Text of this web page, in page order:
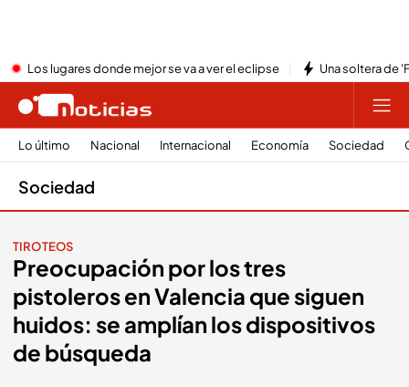
Los lugares donde mejor se va a ver el eclipse Una soltera de
Lo último Nacional Internacional Economía Sociedad
Sociedad
TIROTEOS
Preocupación por los tres
pistoleros en Valencia que siguen
huidos: se amplían los dispositivos
de búsqueda